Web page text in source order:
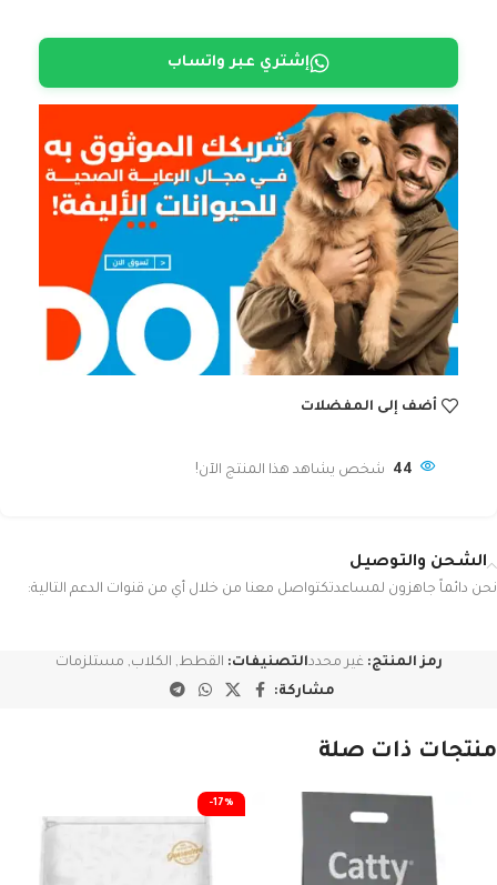
إشتري عبر واتساب
أضف إلى المفضلات
44 شخص يشاهد هذا المنتج الآن!
الشحن والتوصيل
نحن دائماً جاهزون لمساعدتكتواصل معنا من خلال أي من قنوات الدعم التالية:
رمز المنتج:غير محددالتصنيفات: القطط, الكلاب, مستلزمات
مشاركة:
منتجات ذات صلة
-17%